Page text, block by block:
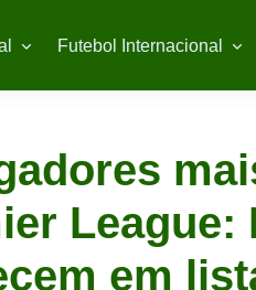
Futebol Internacional
em